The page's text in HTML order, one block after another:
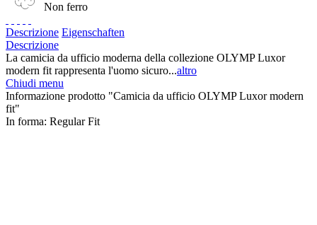
Non ferro
Descrizione Eigenschaften
Descrizione
La camicia da ufficio moderna della collezione OLYMP Luxor
modern fit rappresenta l'uomo sicuro...altro
Chiudi menu
Informazione prodotto "Camicia da ufficio OLYMP Luxor modern
fit"
In forma: Regular Fit